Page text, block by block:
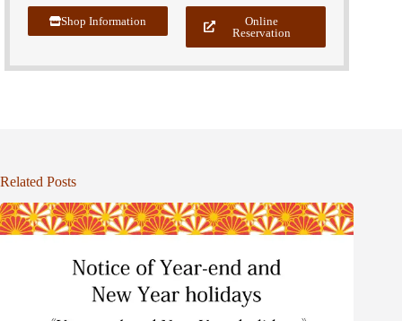
Shop Information
Online
Reservation
Related Posts